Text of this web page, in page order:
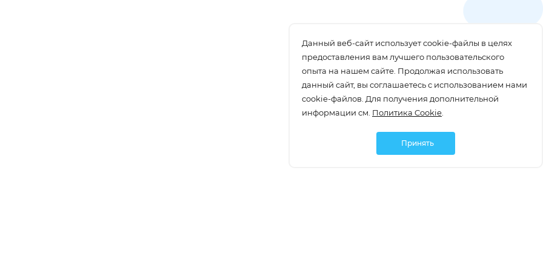
Данный веб-сайт использует cookie-файлы в целях
предоставления вам лучшего пользовательского
опыта на нашем сайте. Продолжая использовать
данный сайт, вы соглашаетесь с использованием нами
cookie-файлов. Для получения дополнительной
информации см. Политика Cookie
Принять